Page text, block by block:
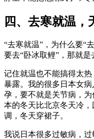
四、去寒就温，
“去寒就温”，为什么要“
要去“卧冰取鲤”，那就是
记住就温也不能搞得太
暴露。我的很多日本女
孕，要不就是关节病，
本的冬天比北京冬天冷
调，冬天穿裙子。
我说日本很多过敏病，